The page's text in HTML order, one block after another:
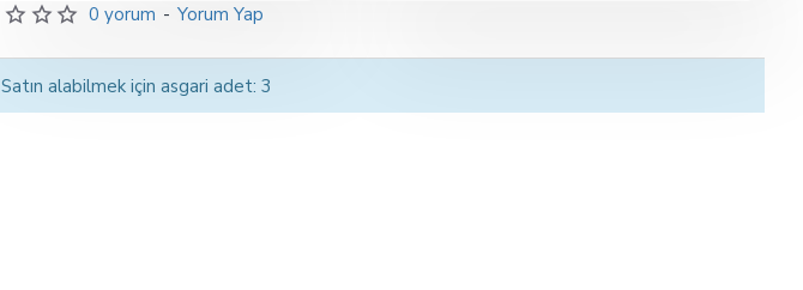
0 yorum - Yorum Yap
Satın alabilmek için asgari adet: 3